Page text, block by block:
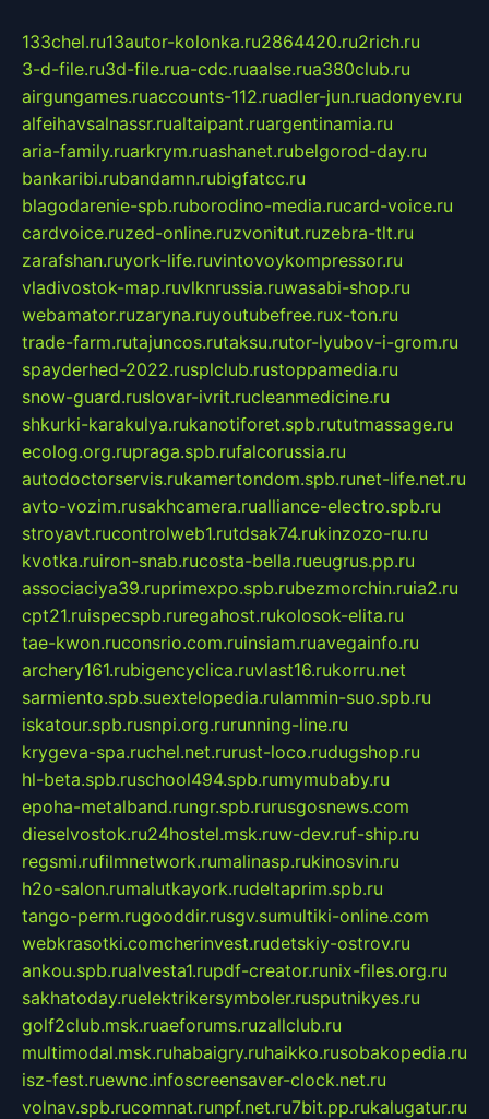
133chel.ru13autor-kolonka.ru2864420.ru2rich.ru
3-d-file.ru3d-file.rua-cdc.ruaalse.rua380club.ru
airgungames.ruaccounts-112.ruadler-jun.ruadonyev.ru
alfeihavsalnassr.rualtaipant.ruargentinamia.ru
aria-family.ruarkrym.ruashanet.rubelgorod-day.ru
bankaribi.rubandamn.rubigfatcc.ru
blagodarenie-spb.ruborodino-media.rucard-voice.ru
cardvoice.ruzed-online.ruzvonitut.ruzebra-tlt.ru
zarafshan.ruyork-life.ruvintovoykompressor.ru
vladivostok-map.ruvlknrussia.ruwasabi-shop.ru
webamator.ruzaryna.ruyoutubefree.rux-ton.ru
trade-farm.rutajuncos.rutaksu.rutor-lyubov-i-grom.ru
spayderhed-2022.rusplclub.rustoppamedia.ru
snow-guard.ruslovar-ivrit.rucleanmedicine.ru
shkurki-karakulya.rukanotiforet.spb.rututmassage.ru
ecolog.org.rupraga.spb.rufalcorussia.ru
autodoctorservis.rukamertondom.spb.runet-life.net.ru
avto-vozim.rusakhcamera.rualliance-electro.spb.ru
stroyavt.rucontrolweb1.rutdsak74.rukinzozo-ru.ru
kvotka.ruiron-snab.rucosta-bella.rueugrus.pp.ru
associaciya39.ruprimexpo.spb.rubezmorchin.ruia2.ru
cpt21.ruispecspb.ruregahost.rukolosok-elita.ru
tae-kwon.ruconsrio.com.ruinsiam.ruavegainfo.ru
archery161.rubigencyclica.ruvlast16.rukorru.net
sarmiento.spb.suextelopedia.rulammin-suo.spb.ru
iskatour.spb.rusnpi.org.rurunning-line.ru
krygeva-spa.ruchel.net.rurust-loco.rudugshop.ru
hl-beta.spb.ruschool494.spb.rumymubaby.ru
epoha-metalband.rungr.spb.rurusgosnews.com
dieselvostok.ru24hostel.msk.ruw-dev.ruf-ship.ru
regsmi.rufilmnetwork.rumalinasp.rukinosvin.ru
h2o-salon.rumalutkayork.rudeltaprim.spb.ru
tango-perm.rugooddir.rusgv.sumultiki-online.com
webkrasotki.comcherinvest.rudetskiy-ostrov.ru
ankou.spb.rualvesta1.rupdf-creator.runix-files.org.ru
sakhatoday.ruelektrikersymboler.rusputnikyes.ru
golf2club.msk.ruaeforums.ruzallclub.ru
multimodal.msk.ruhabaigry.ruhaikko.rusobakopedia.ru
isz-fest.ruewnc.infoscreensaver-clock.net.ru
volnav.spb.rucomnat.runpf.net.ru7bit.pp.rukalugatur.ru